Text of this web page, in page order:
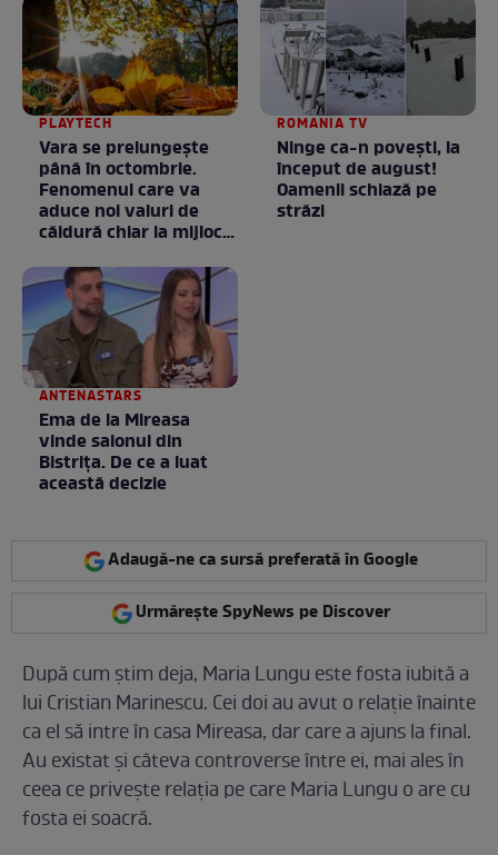
PLAYTECH
Vara se prelungeşte
până în octombrie.
Fenomenul care va
aduce noi valuri de
căldură chiar la mijlocul
ROMANIA TV
Ninge ca-n povești, la
început de august!
Oamenii schiază pe
străzi
ANTENASTARS
Ema de la Mireasa
vinde salonul din
Bistrița. De ce a luat
această decizie
Adaugă-ne ca sursă preferată în Google
Urmărește SpyNews pe Discover
După cum știm deja, Maria Lungu este fosta iubită a
lui Cristian Marinescu. Cei doi au avut o relație înainte
ca el să intre în casa Mireasa, dar care a ajuns la final.
Au existat și câteva controverse între ei, mai ales în
ceea ce privește relația pe care Maria Lungu o are cu
fosta ei soacră.